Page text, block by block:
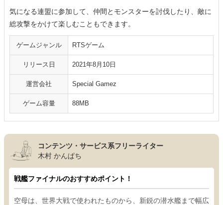
気になる連盟に参加して、仲間とモンスターを討伐したり、敵に
総攻撃をかけて楽しむこともできます。
ゲームジャンル RTSゲーム
リリース日 2021年8月10日
運営会社 Special Gamez
ゲーム容量 88MB
コンテンツ・サービス系フリーライター
木村 かんぱち
戦艦ファイナルのおすすめポイント！
空母は、世界大戦で使われたものから、新鋭の潜水艦まで幅広